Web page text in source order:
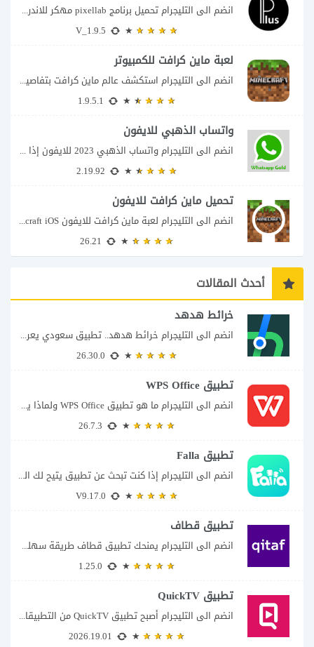
انضم الى التليجرام تحميل برنامج pixellab مهكر للاندرويد يعتبر تطبيق بيكسلاب من اشهر تطبيقات...
لعبة ماين كرافت للكمبيوتر
انضم الى التليجرام استكشف عالم ماين كرافت بتفاصيل مذهلة 🌟 هل أنت مستعد لمغامرة...
واتساب الذهبي للايفون
انضم الى التليجرام واتساب الذهبي 2023 للايفون إذا كنت تبحث عن واتساب الذهبي للايفون...
تحميل ماين كرافت للايفون
انضم الى التليجرام لعبة ماين كرافت للايفون Minecraft iOS تُعد لعبة Minecraft واحدة من...
أحدث المقالات
خرائط هدهد
انضم الى التليجرام خرائط هدهد.. تطبيق سعودي يعرف تفاصيل الطريق قبل أن تبدأ رحلتك...
تطبيق WPS Office
انضم الى التليجرام ما هو تطبيق WPS Office ولماذا يمكن أن يغنيك عن عدة...
تطبيق Falla
انضم الى التليجرام إذا كنت تبحث عن تطبيق يتيح لك الدخول إلى غرف دردشة...
تطبيق قطاف
انضم الى التليجرام يمنحك تطبيق قطاف طريقة سهلة لمتابعة نقاط المكافآت والاستفادة منها في...
تطبيق QuickTV
انضم الى التليجرام أصبح تطبيق QuickTV من التطبيقات التي تستهدف محبي المسلسلات السريعة، إذ...